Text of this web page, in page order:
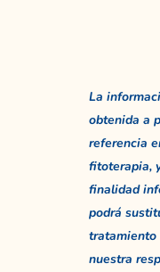
La
obtenida a
referencia
fitoterapia,
finalidad
podrá
tratamiento
nuestra